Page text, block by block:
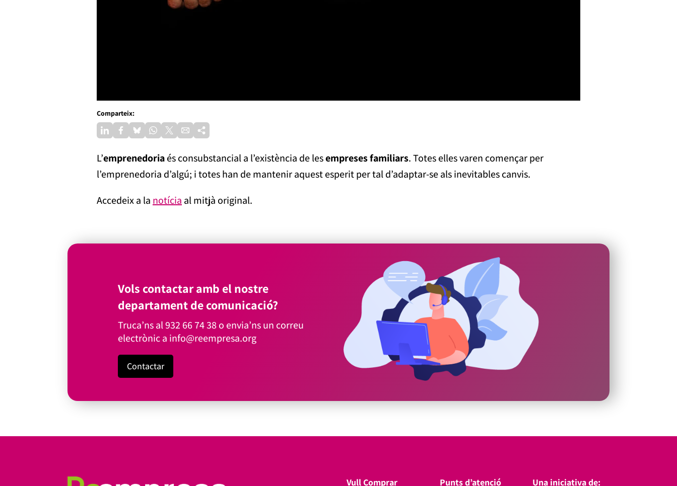
Comparteix:
L’emprenedoriaés consubstancial a l’existència de lesempreses familiars. Totes elles varen començar per
l’emprenedoria d’algú; i totes han de mantenir aquest esperit per tal d’adaptar-se als inevitables canvis.
Accedeix a la notícia al mitjà original.
Vols contactar amb el nostre
departament de comunicació?
Truca’ns al932 66 74 38o envia’ns un correu
electrònic a info@reempresa.org
Contactar
Vull Comprar Punts d’atenció Una iniciativa de: